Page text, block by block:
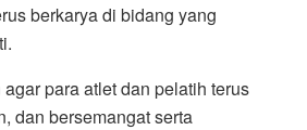
berkarya di bidang yang
para atlet dan pelatih terus
dan bersemangat serta